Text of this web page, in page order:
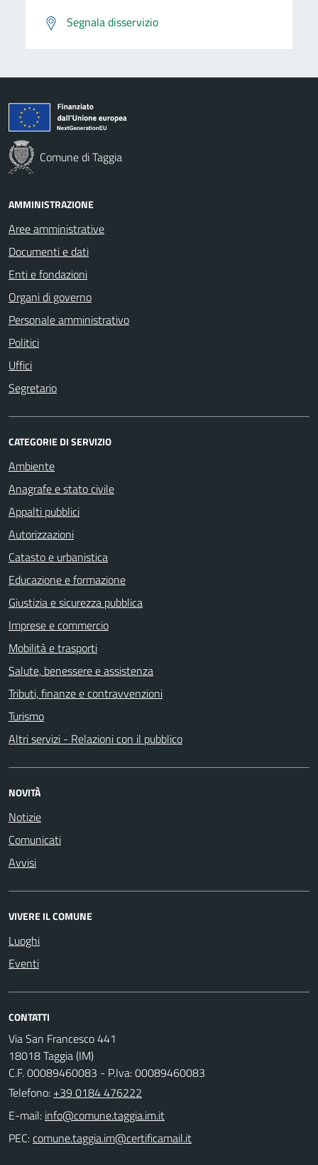
Segnala disservizio
Comune di Taggia
AMMINISTRAZIONE
Aree amministrative
Documenti e dati
Enti e fondazioni
Organi di governo
Personale amministrativo
Politici
Uffici
Segretario
CATEGORIE DI SERVIZIO
Ambiente
Anagrafe e stato civile
Appalti pubblici
Autorizzazioni
Catasto e urbanistica
Educazione e formazione
Giustizia e sicurezza pubblica
Imprese e commercio
Mobilità e trasporti
Salute, benessere e assistenza
Tributi, finanze e contravvenzioni
Turismo
Altri servizi - Relazioni con il pubblico
NOVITÀ
Notizie
Comunicati
Avvisi
VIVERE IL COMUNE
Luoghi
Eventi
CONTATTI
Via San Francesco 441
18018 Taggia (IM)
C.F. 00089460083 - P.Iva: 00089460083
Telefono: +39 0184 476222
E-mail:
PEC: